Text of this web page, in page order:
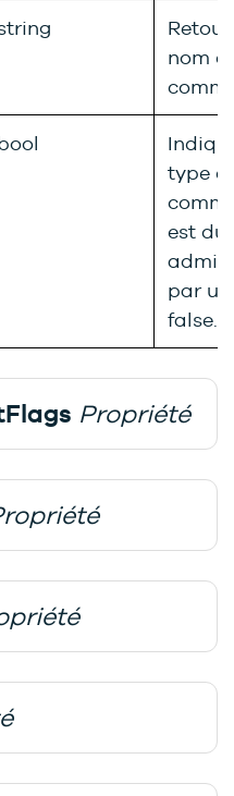
nom
type
est du
par
false.
Propriété